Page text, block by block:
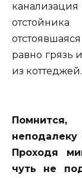
равно грязь
из коттеджей.
Проходя
чуть не